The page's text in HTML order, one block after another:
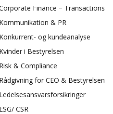
Finance – Transactions
& PR
og kundeanalyse
i Bestyrelsen
& Compliance
for CEO & Bestyrelsen
CSR